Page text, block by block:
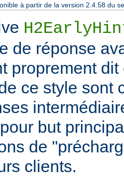
à partir de la version 2.4.58 du
de réponse
proprement
ce style sont
but
de
clients.